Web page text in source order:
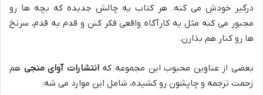
درگیر خودش می کنه. هر کتاب یه چالش جدیده که بچه ها رو
مجبور می کنه مثل یه کارآگاه واقعی فکر کنن و قدم به قدم، سرنخ
ها رو کنار هم بذارن.
بعضی از عناوین محبوب این مجموعه کهانتشارات آوای منجی هم
زحمت ترجمه و چاپشون رو کشیده، شامل این موارد می شه: